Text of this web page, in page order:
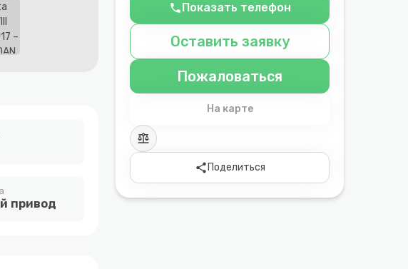
phone Показать телефон
Оставить заявку
Пожаловаться
На карте
balance
share Поделиться
привод